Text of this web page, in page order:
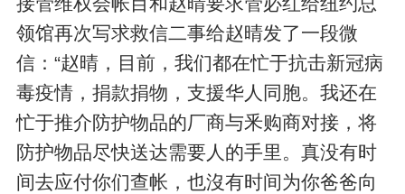
领馆再次写求救信二事给赵晴发了一段微
信：“赵晴，目前，我们都在忙于抗击新冠病
毒疫情，捐款捐物，支援华人同胞。我还在
忙于推介防护物品的厂商与釆购商对接，将
防护物品尽快送达需要人的手里。真没有时
间去应付你们查帐，也沒有时间为你爸爸向